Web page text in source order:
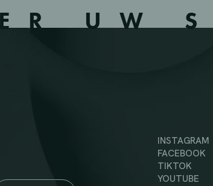
UW
INSTAGRAM
FACEBOOK
TIKTOK
YOUTUBE